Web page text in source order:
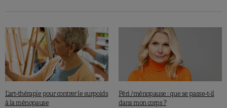
L’art-thérapie pour contrer le surpoids
à la ménopause
Péri /ménopause : que se passe-t-il
dans mon corps ?